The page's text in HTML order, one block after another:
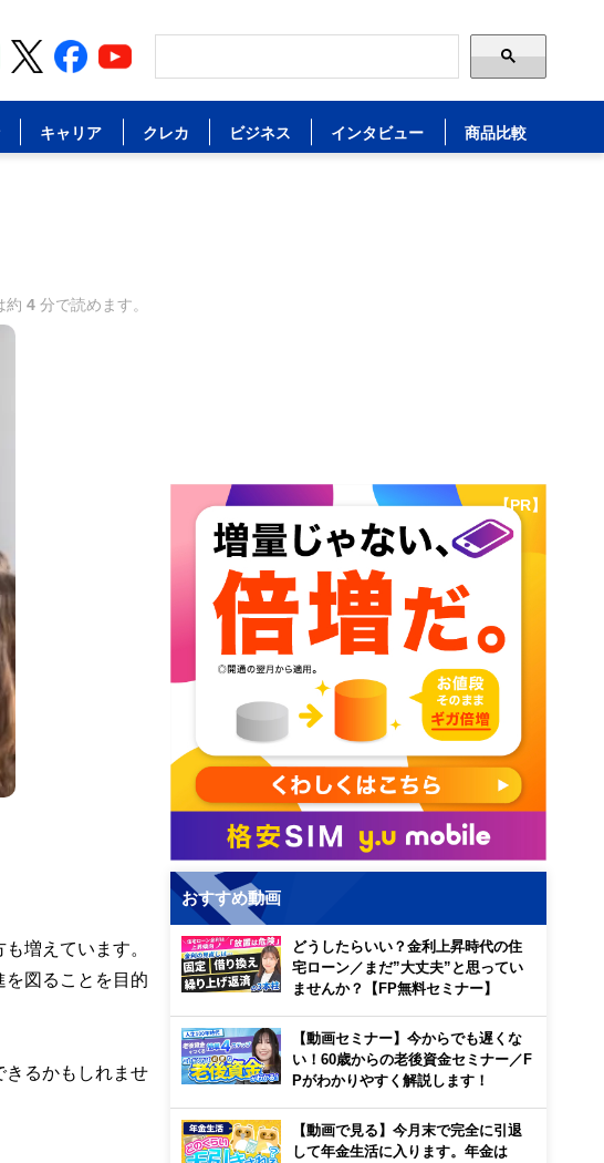
キャリア クレカ ビジネス インタビュー 商品比較
約 4 分で読めます。
増えています。
図ることを目的
きるかもしれませ
【PR】
おすすめ動画
どうしたらいい？金利上昇時代の住
宅ローン／まだ”大丈夫”と思ってい
ませんか？【FP無料セミナー】
【動画セミナー】今からでも遅くな
い！60歳からの老後資金セミナー／F
Pがわかりやすく解説します！
【動画で見る】今月末で完全に引退
して年金生活に入ります。年金は